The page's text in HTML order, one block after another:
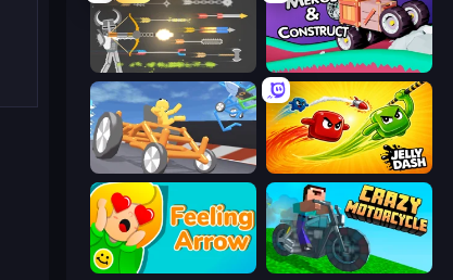
Ragdoll Archers Merge & Construct
Draw Crash Race Jelly Dash
Feeling Arrow Crazy Motorcycle